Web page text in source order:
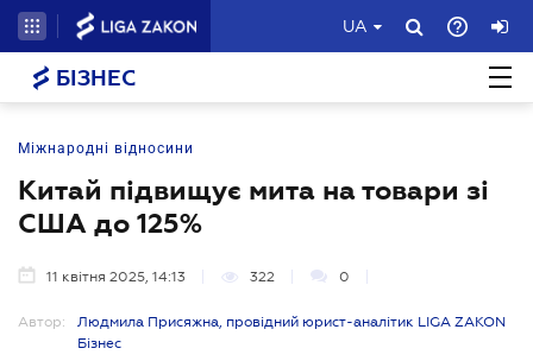
UA
БІЗНЕС
Міжнародні відносини
Китай підвищує мита на товари зі
США до 125%
11 квітня 2025, 14:13 322 0
Автор:
Людмила Присяжна, провідний юрист-аналітик LIGA ZAKON
Бізнес